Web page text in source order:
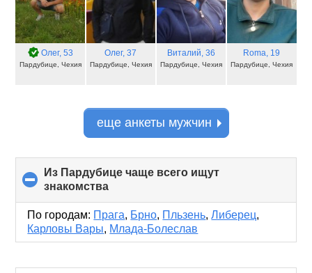
Олег, 53
Пардубице, Чехия
Олег, 37
Пардубице, Чехия
Виталий, 36
Пардубице, Чехия
Roma, 19
Пардубице, Чехия
еще анкеты мужчин
Из Пардубице чаще всего ищут
знакомства
to
collapse
contents
По городам: Прага, Брно, Пльзень,Либерец,
Карловы Вары, Млада-Болеслав